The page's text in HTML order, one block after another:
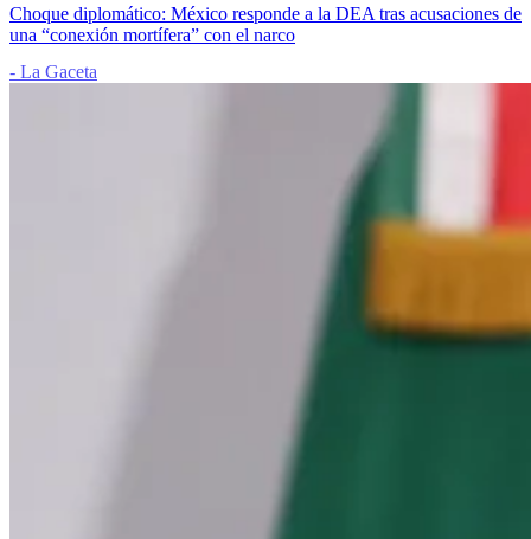
Choque diplomático: México responde a la DEA tras acusaciones de
una “conexión mortífera” con el narco
- La Gaceta